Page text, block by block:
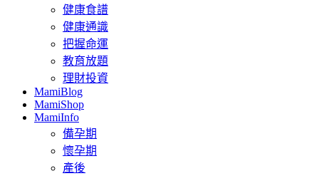
健康食譜
健康通識
把握命運
教育放題
理財投資
MamiBlog
MamiShop
MamiInfo
備孕期
懷孕期
產後